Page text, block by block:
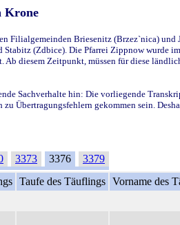
Krone
Briesenitz (Brzez`nica)
(Zdbice). Die Pfarrei Zippnow
diesem Zeitpunkt, müssen für diese
Sachverhalte hin: Die vorliegende
Übertragungsfehlern gekommen sein.
3373 3376
3379
Taufe des Täuflings Vorname des